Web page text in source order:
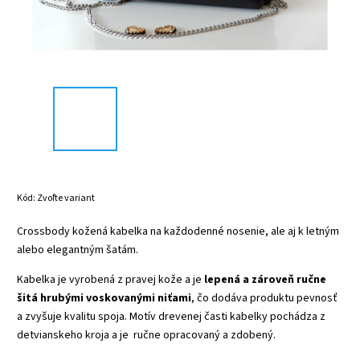
Kód: Zvoľte variant
Crossbody kožená kabelka na každodenné nosenie, ale aj k letným
alebo elegantným šatám.
Kabelka je vyrobená z pravej kože a je lepená a zároveň ručne
šitá hrubými voskovanými niťami, čo dodáva produktu pevnosť
a zvyšuje kvalitu spoja. Motív drevenej časti kabelky pochádza z
detvianskeho kroja a je ručne opracovaný a zdobený.